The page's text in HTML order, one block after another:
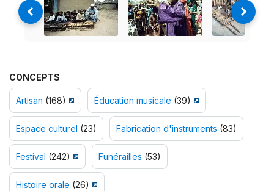
CONCEPTS
Artisan (168) Éducation musicale (39)
Espace culturel (23) Fabrication d'instruments (83)
Festival (242) Funérailles (53)
Histoire orale (26)